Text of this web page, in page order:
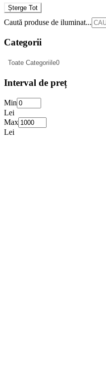
Șterge Tot
Caută produse de iluminat...
Categorii
Toate Categoriile0
Interval de preț
Min
Lei
Max
Lei